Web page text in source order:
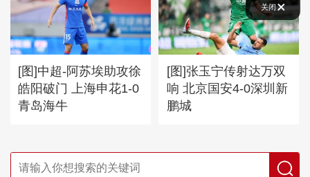
关闭
[图]中超-阿苏埃助攻徐
皓阳破门 上海申花1-0
青岛海牛
[图]张玉宁传射达万双
响 北京国安4-0深圳新
鹏城